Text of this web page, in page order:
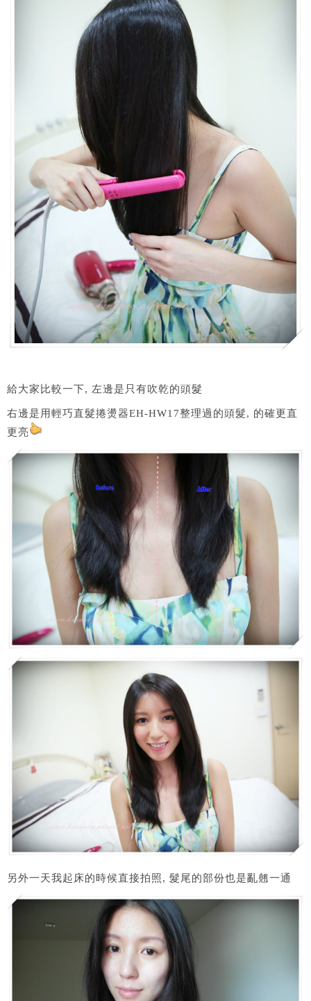
給大家比較一下, 左邊是只有吹乾的頭髮
右邊是用輕巧直髮捲燙器EH-HW17整理過的頭髮, 的確更直
更亮
另外一天我起床的時候直接拍照, 髮尾的部份也是亂翹一通